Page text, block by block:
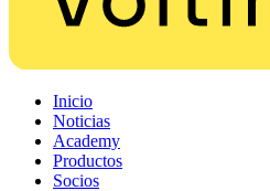
Inicio
Noticias
Academy
Productos
Socios